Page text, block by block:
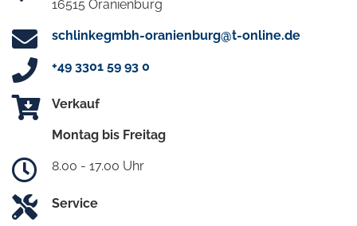
16515 Oranienburg
schlinkegmbh-oranienburg@t-online.de
+49 3301 59 93 0
Verkauf
Montag bis Freitag
8.00 - 17.00 Uhr
Service